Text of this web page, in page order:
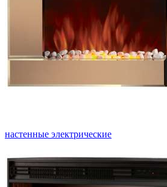
настенные электрические